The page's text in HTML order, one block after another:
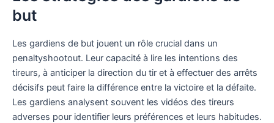
but
Les gardiens de but jouent un rôle crucial dans un
penaltyshootout. Leur capacité à lire les intentions des
tireurs, à anticiper la direction du tir et à effectuer des arrêts
décisifs peut faire la différence entre la victoire et la défaite.
Les gardiens analysent souvent les vidéos des tireurs
adverses pour identifier leurs préférences et leurs habitudes.